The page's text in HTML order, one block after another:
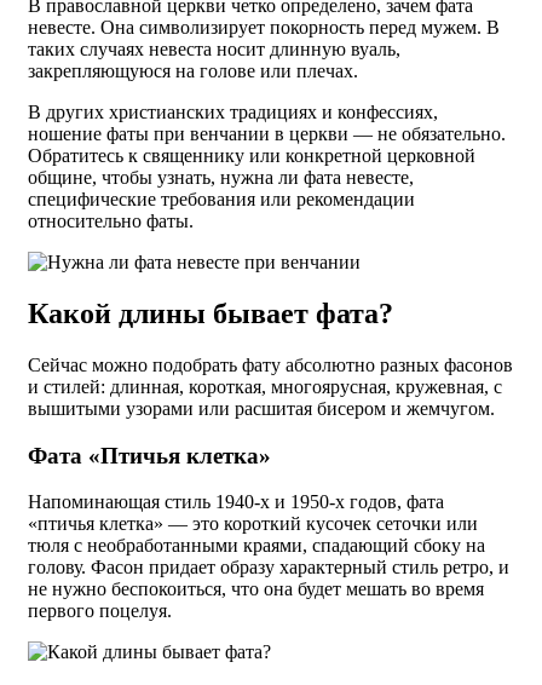
В православной церкви четко определено, зачем фата
невесте. Она символизирует покорность перед мужем. В
таких случаях невеста носит длинную вуаль,
закрепляющуюся на голове или плечах.
В других христианских традициях и конфессиях,
ношение фаты при венчании в церкви — не обязательно.
Обратитесь к священнику или конкретной церковной
общине, чтобы узнать, нужна ли фата невесте,
специфические требования или рекомендации
относительно фаты.
Какой длины бывает фата?
Сейчас можно подобрать фату абсолютно разных фасонов
и стилей: длинная, короткая, многоярусная, кружевная, с
вышитыми узорами или расшитая бисером и жемчугом.
Фата «Птичья клетка»
Напоминающая стиль 1940-х и 1950-х годов, фата
«птичья клетка» — это короткий кусочек сеточки или
тюля с необработанными краями, спадающий сбоку на
голову. Фасон придает образу характерный стиль ретро, и
не нужно беспокоиться, что она будет мешать во время
первого поцелуя.